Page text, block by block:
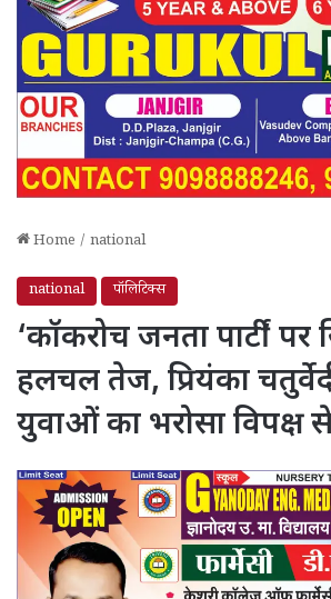
Home / national
national पॉलिटिक्स
‘कॉकरोच जनता पार्टी’ पर
हलचल तेज, प्रियंका
युवाओं का भरोसा विपक्ष